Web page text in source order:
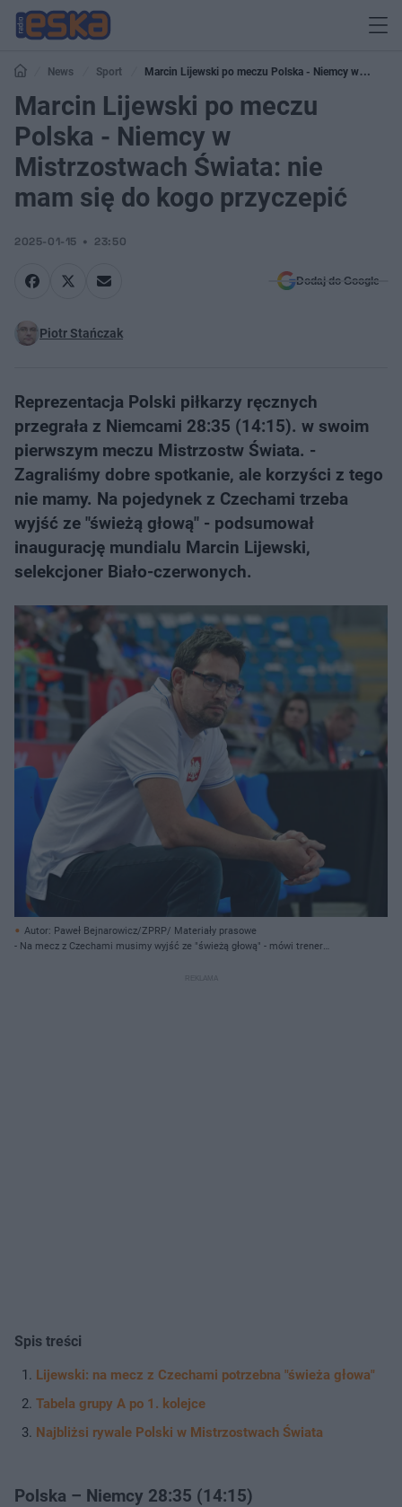
News Sport
Marcin Lijewski po meczu Polska - Niemcy w
Mistrzostwach Świata: nie mam się do kogo przyczepić
Marcin Lijewski po meczu
Polska - Niemcy w
Mistrzostwach Świata: nie
mam się do kogo przyczepić
2025-01-15 23:50
Dodaj do Google
Piotr Stańczak
Reprezentacja Polski piłkarzy ręcznych
przegrała z Niemcami 28:35 (14:15). w swoim
pierwszym meczu Mistrzostw Świata. -
Zagraliśmy dobre spotkanie, ale korzyści z tego
nie mamy. Na pojedynek z Czechami trzeba
wyjść ze "świeżą głową" - podsumował
inaugurację mundialu Marcin Lijewski,
selekcjoner Biało-czerwonych.
Autor: Paweł Bejnarowicz/ZPRP/ Materiały prasowe
- Na mecz z Czechami musimy wyjść ze "świeżą głową" - mówi trener
Spis treści
Lijewski: na mecz z Czechami potrzebna "świeża głowa"
Tabela grupy A po 1. kolejce
Najbliżsi rywale Polski w Mistrzostwach Świata
Polska – Niemcy 28:35 (14:15)